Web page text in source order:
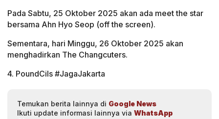
Pada Sabtu, 25 Oktober 2025 akan ada meet the star
bersama Ahn Hyo Seop (off the screen).
Sementara, hari Minggu, 26 Oktober 2025 akan
menghadirkan The Changcuters.
4. PoundCils #JagaJakarta
Temukan berita lainnya di Google News
Ikuti update informasi lainnya via WhatsApp